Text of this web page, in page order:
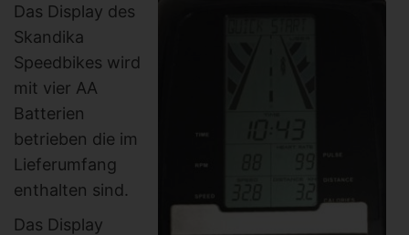
Das Display des
Skandika
Speedbikes wird
mit vier AA
Batterien
betrieben die im
Lieferumfang
enthalten sind.
Das Display